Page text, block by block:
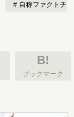
自称ファクトチ
B!
ブックマーク